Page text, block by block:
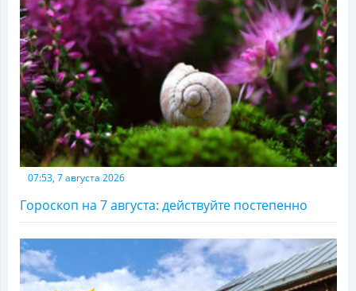
07:53, 7 августа 2026
Гороскоп на 7 августа: действуйте постепенно